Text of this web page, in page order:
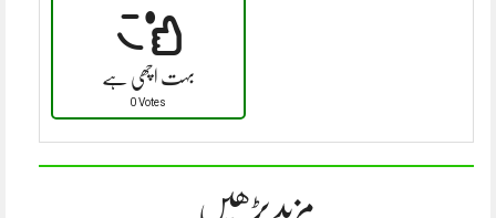
بہت اچھی ہے
0 Votes
مزید پڑھیں